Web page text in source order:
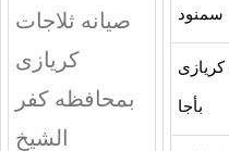
سمنود
بأجا
صيانه ثلاجات
كريازى
بمحافظه كفر
الشيخ